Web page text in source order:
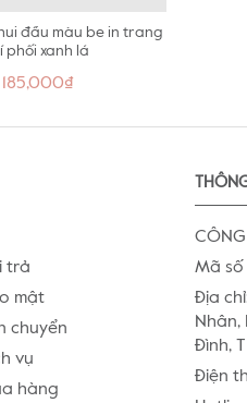
đầu màu be in trang
phối xanh lá
185,000₫
trả
mật
chuyển
vụ
hàng
Mã số
Địa
Nhân,
Đình,
Điện